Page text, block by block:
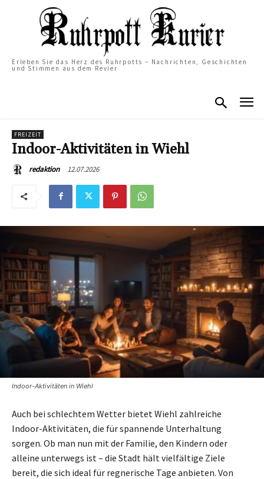
Erleben Sie das Herz des Ruhrpotts – Nachrichten, Geschichten
und Stimmen aus dem Revier
FREIZEIT
Indoor-Aktivitäten in Wiehl
redaktion 12.07.2026
Indoor-Aktivitäten in Wiehl
Auch bei schlechtem Wetter bietet Wiehl zahlreiche
Indoor-Aktivitäten, die für spannende Unterhaltung
sorgen. Ob man nun mit der Familie, den Kindern oder
alleine unterwegs ist – die Stadt hält vielfältige Ziele
bereit, die sich ideal für regnerische Tage anbieten. Von